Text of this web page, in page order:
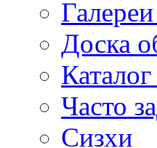
Доска
Часто
Сизхи